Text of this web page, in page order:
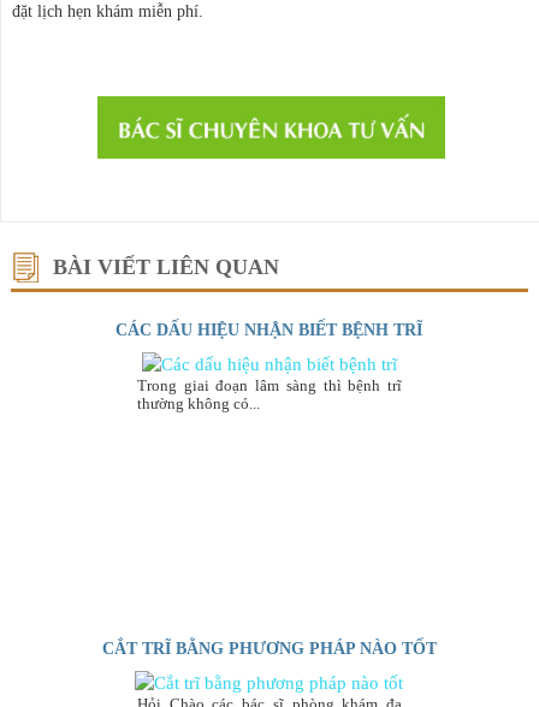
đặt lịch hẹn khám miễn phí.
BÀI VIẾT LIÊN QUAN
CÁC DẤU HIỆU NHẬN BIẾT BỆNH TRĨ
Trong giai đoạn lâm sàng thì bệnh trĩ
thường không có...
CẮT TRĨ BẰNG PHƯƠNG PHÁP NÀO TỐT